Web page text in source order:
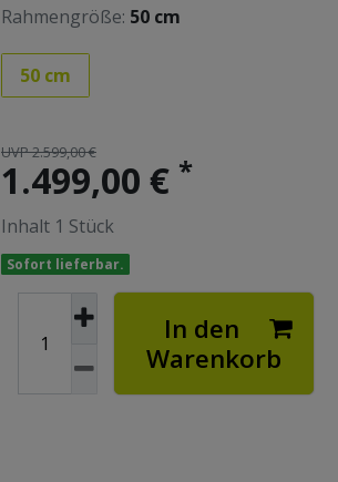
Rahmengröße: 50 cm
50 cm
UVP 2.599,00 €
1.499,00 € *
Inhalt 1 Stück
Sofort lieferbar.
In den
Warenkorb